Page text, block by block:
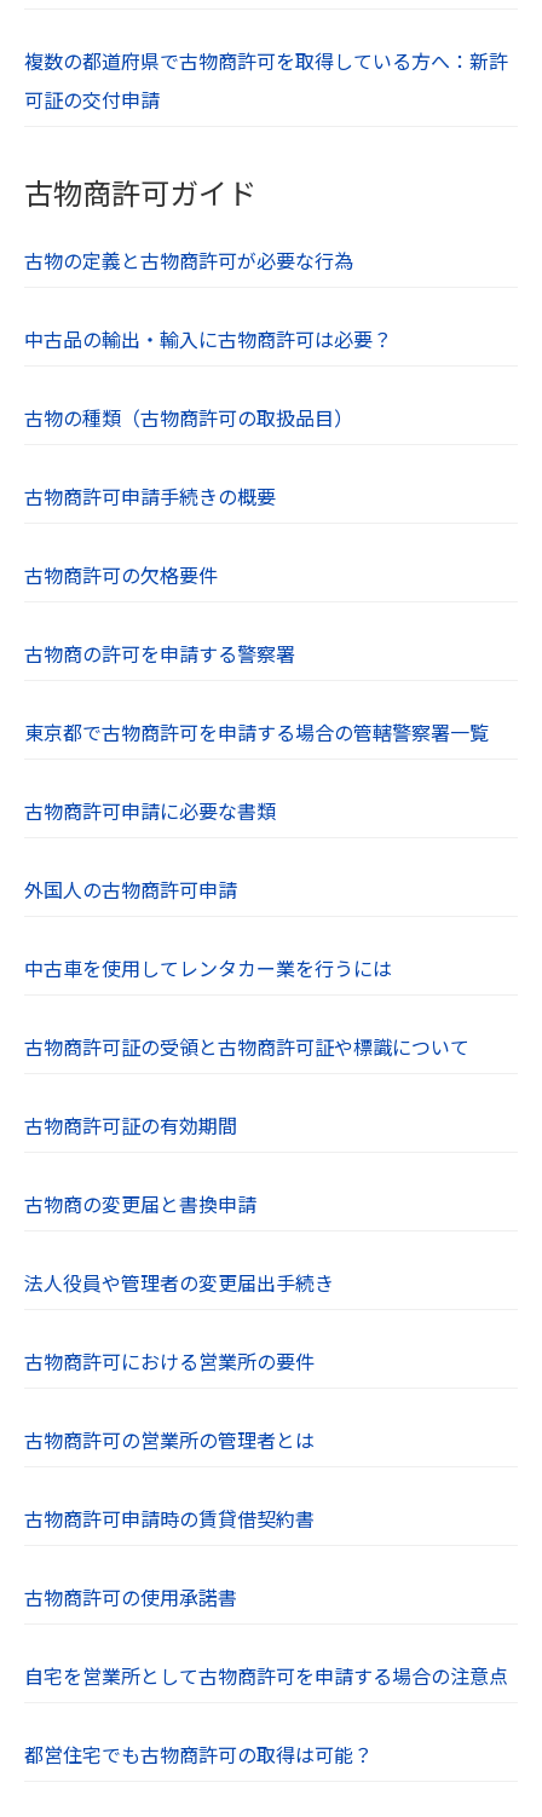
複数の都道府県で古物商許可を取得している方へ：新許
可証の交付申請
古物商許可ガイド
古物の定義と古物商許可が必要な行為
中古品の輸出・輸入に古物商許可は必要？
古物の種類（古物商許可の取扱品目）
古物商許可申請手続きの概要
古物商許可の欠格要件
古物商の許可を申請する警察署
東京都で古物商許可を申請する場合の管轄警察署一覧
古物商許可申請に必要な書類
外国人の古物商許可申請
中古車を使用してレンタカー業を行うには
古物商許可証の受領と古物商許可証や標識について
古物商許可証の有効期間
古物商の変更届と書換申請
法人役員や管理者の変更届出手続き
古物商許可における営業所の要件
古物商許可の営業所の管理者とは
古物商許可申請時の賃貸借契約書
古物商許可の使用承諾書
自宅を営業所として古物商許可を申請する場合の注意点
都営住宅でも古物商許可の取得は可能？